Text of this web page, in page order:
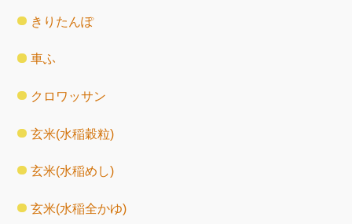
きりたんぽ
車ふ
クロワッサン
玄米(水稲穀粒)
玄米(水稲めし)
玄米(水稲全かゆ)